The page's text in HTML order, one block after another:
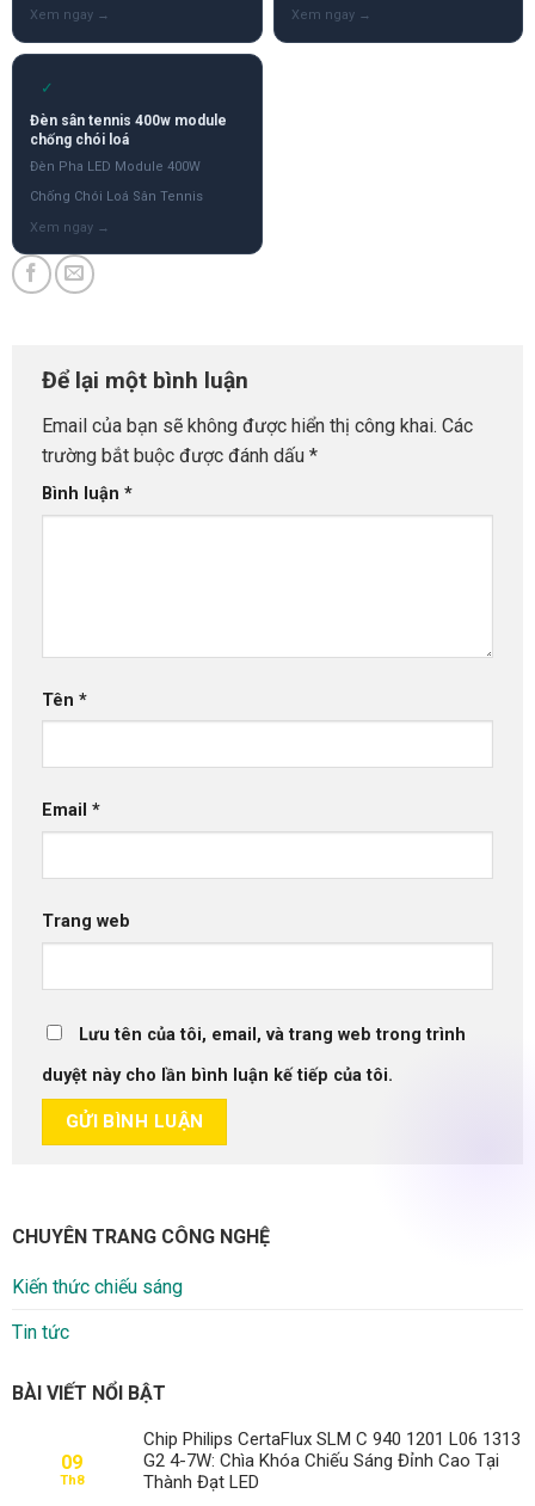
✓
Đèn sân tennis 400w module
chống chói loá
Đèn Pha LED Module 400W
Chống Chói Loá Sân Tennis
Để lại một bình luận
Email của bạn sẽ không được hiển thị công khai. Các
trường bắt buộc được đánh dấu *
Bình luận *
Tên *
Email *
Trang web
Lưu tên của tôi, email, và trang web trong trình
duyệt này cho lần bình luận kế tiếp của tôi.
CHUYÊN TRANG CÔNG NGHỆ
Kiến thức chiếu sáng
Tin tức
BÀI VIẾT NỔI BẬT
09
Th8
Chip Philips CertaFlux SLM C 940 1201 L06 1313
G2 4-7W: Chìa Khóa Chiếu Sáng Đỉnh Cao Tại
Thành Đạt LED